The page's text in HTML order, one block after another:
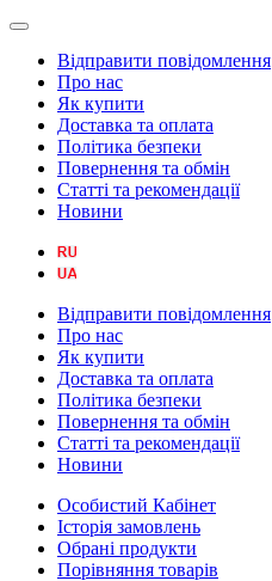
Відправити повідомлення
Про нас
Як купити
Доставка та оплата
Політика безпеки
Повернення та обмін
Статті та рекомендації
Новини
Відправити повідомлення
Про нас
Як купити
Доставка та оплата
Політика безпеки
Повернення та обмін
Статті та рекомендації
Новини
Особистий Кабінет
Історія замовлень
Обрані продукти
Порівняння товарів